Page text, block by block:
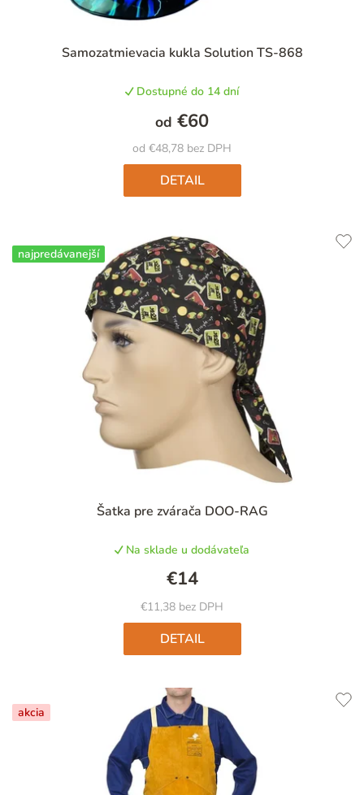
Samozatmievacia kukla Solution TS-868
hodnotenie
je
4,8
z
5
hviezdičiek.
Dostupné do 14 dní
od €48,78 bez DPH
od €60
DETAIL
najpredávanejší
Šatka pre zvárača DOO-RAG
hodnotenie
je
4,9
z
5
hviezdičiek.
Na sklade u dodávateľa
€11,38 bez DPH
€14
DETAIL
akcia